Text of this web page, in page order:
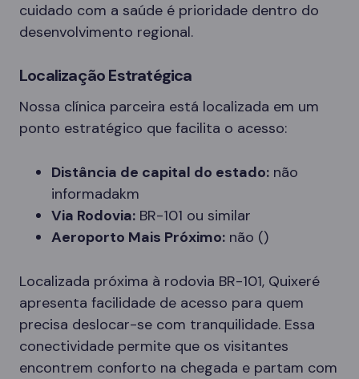
cuidado com a saúde é prioridade dentro do
desenvolvimento regional.
Localização Estratégica
Nossa clínica parceira está localizada em um
ponto estratégico que facilita o acesso:
Distância de capital do estado: não
informadakm
Via Rodovia: BR-101 ou similar
Aeroporto Mais Próximo: não ()
Localizada próxima à rodovia BR-101, Quixeré
apresenta facilidade de acesso para quem
precisa deslocar-se com tranquilidade. Essa
conectividade permite que os visitantes
encontrem conforto na chegada e partam com